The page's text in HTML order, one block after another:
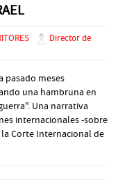
Director de
pasado meses
una hambruna en
Una narrativa
internacionales -sobre
Corte Internacional de